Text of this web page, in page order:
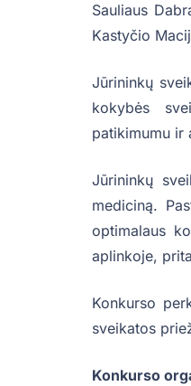
Sauliaus
Kastyčio
Jūrininkų
kokybės
patikimumu ir
Jūrininkų
mediciną.
optimalaus
aplinkoje,
Konkurso
sveikatos
Konkurso